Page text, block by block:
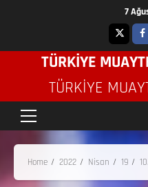
7
TÜRKİYE
TÜRKIYE
Home 2022 Nisan 19